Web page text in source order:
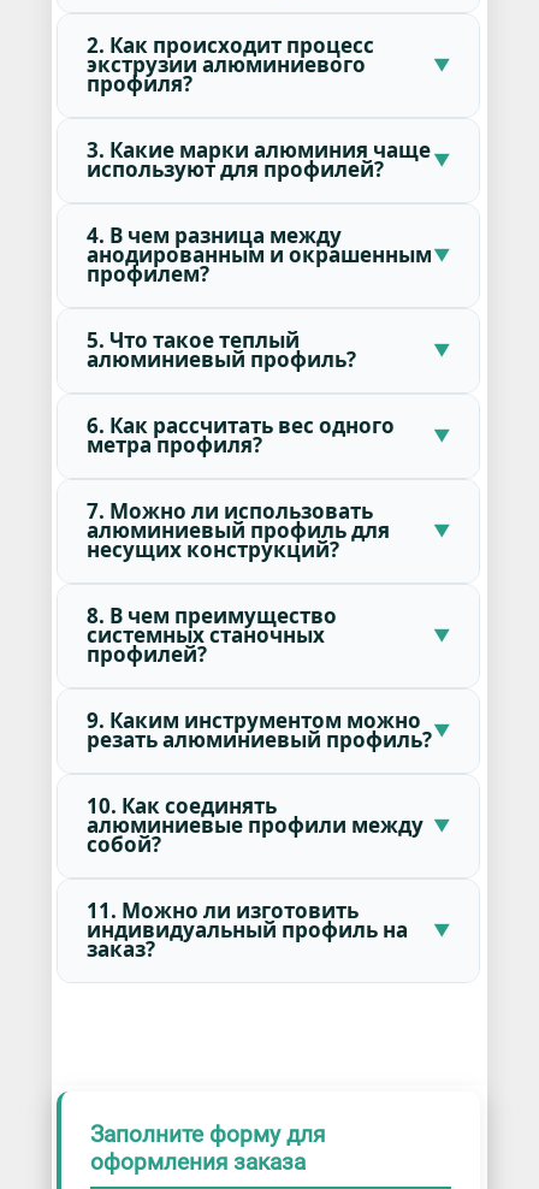
2. Как происходит процесс
экструзии алюминиевого
профиля?
3. Какие марки алюминия чаще
используют для профилей?
4. В чем разница между
анодированным и окрашенным
профилем?
5. Что такое теплый
алюминиевый профиль?
6. Как рассчитать вес одного
метра профиля?
7. Можно ли использовать
алюминиевый профиль для
несущих конструкций?
8. В чем преимущество
системных станочных
профилей?
9. Каким инструментом можно
резать алюминиевый профиль?
10. Как соединять
алюминиевые профили между
собой?
11. Можно ли изготовить
индивидуальный профиль на
заказ?
Заполните форму для
оформления заказа